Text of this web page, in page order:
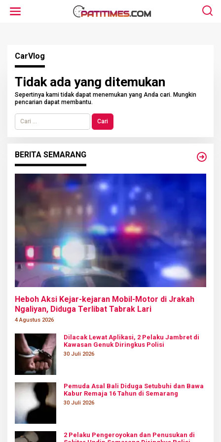
CarVlog
Tidak ada yang ditemukan
Sepertinya kami tidak dapat menemukan yang Anda cari. Mungkin
pencarian dapat membantu.
C
r
n
BERITA SEMARANG
Heboh Aksi Kejar-kejaran Mobil-Motor di Jrakah
Ngaliyan, Diduga Terlibat Tabrak Lari
4 Agustus 2026
Dilacak Lewat Aplikasi, 2 Pelaku Jambret di
Kawasan Genuk Diringkus Polisi
30 Juli 2026
Pemuda Asal Bali Diduga Setubuhi dan Bawa
Kabur Remaja 16 Tahun di Semarang
30 Juli 2026
2 Pelaku Pengeroyokan dan Penusukan di